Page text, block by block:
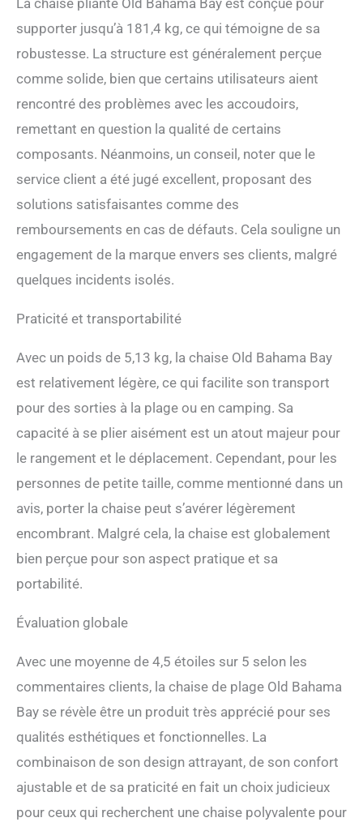
camping, le sable, la plage.
Garantie fabricant de 365
problème, n'hésitez pas à
nous contacter. 【Design
de sac à dos amélioré】
Afin d'améliorer la
portabilité de cette chaise
de plage inclinable, nous
avons amélioré le design du
produit avec un modèle de
style sac à dos. La sangle
pour s'adapter à différents
Siège spacieux léger et
métalliques sont en
aluminium fin, ce qui permet
à la chaise d'être plus légère
et facile à transporter. Si
léger mais il a une taille
spacieuse Le grand espace
d'assise de cette chaise de
plage sac à dos est de 51 x
kg mais supporte jusqu'à
181,4 kg, ce qui est très
un homme. Comprend une
supporter jusqu’à 181,4 kg, ce qui témoigne de sa
robustesse. La structure est généralement perçue
comme solide, bien que certains utilisateurs aient
rencontré des problèmes avec les accoudoirs,
remettant en question la qualité de certains
composants. Néanmoins, un conseil, noter que le
service client a été jugé excellent, proposant des
solutions satisfaisantes comme des
remboursements en cas de défauts. Cela souligne un
engagement de la marque envers ses clients, malgré
quelques incidents isolés.
Praticité et transportabilité
Avec un poids de 5,13 kg, la chaise Old Bahama Bay
est relativement légère, ce qui facilite son transport
pour des sorties à la plage ou en camping. Sa
capacité à se plier aisément est un atout majeur pour
le rangement et le déplacement. Cependant, pour les
personnes de petite taille, comme mentionné dans un
avis, porter la chaise peut s’avérer légèrement
encombrant. Malgré cela, la chaise est globalement
bien perçue pour son aspect pratique et sa
portabilité.
Évaluation globale
Avec une moyenne de 4,5 étoiles sur 5 selon les
commentaires clients, la chaise de plage Old Bahama
Bay se révèle être un produit très apprécié pour ses
qualités esthétiques et fonctionnelles. La
combinaison de son design attrayant, de son confort
ajustable et de sa praticité en fait un choix judicieux
pour ceux qui recherchent une chaise polyvalente pour